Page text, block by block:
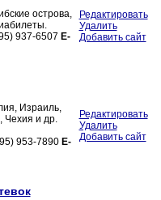
острова,
937-6507 E-
Редактировать
Удалить
Добавить сайт
Израиль,
Чехия и др.
953-7890 E-
Редактировать
Удалить
Добавить сайт